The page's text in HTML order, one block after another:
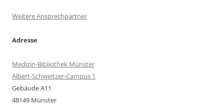
Weitere Ansprechpartner
Adresse
Medizin-Bibliothek Münster
Albert-Schweitzer-Campus 1
Gebäude A11
48149 Münster